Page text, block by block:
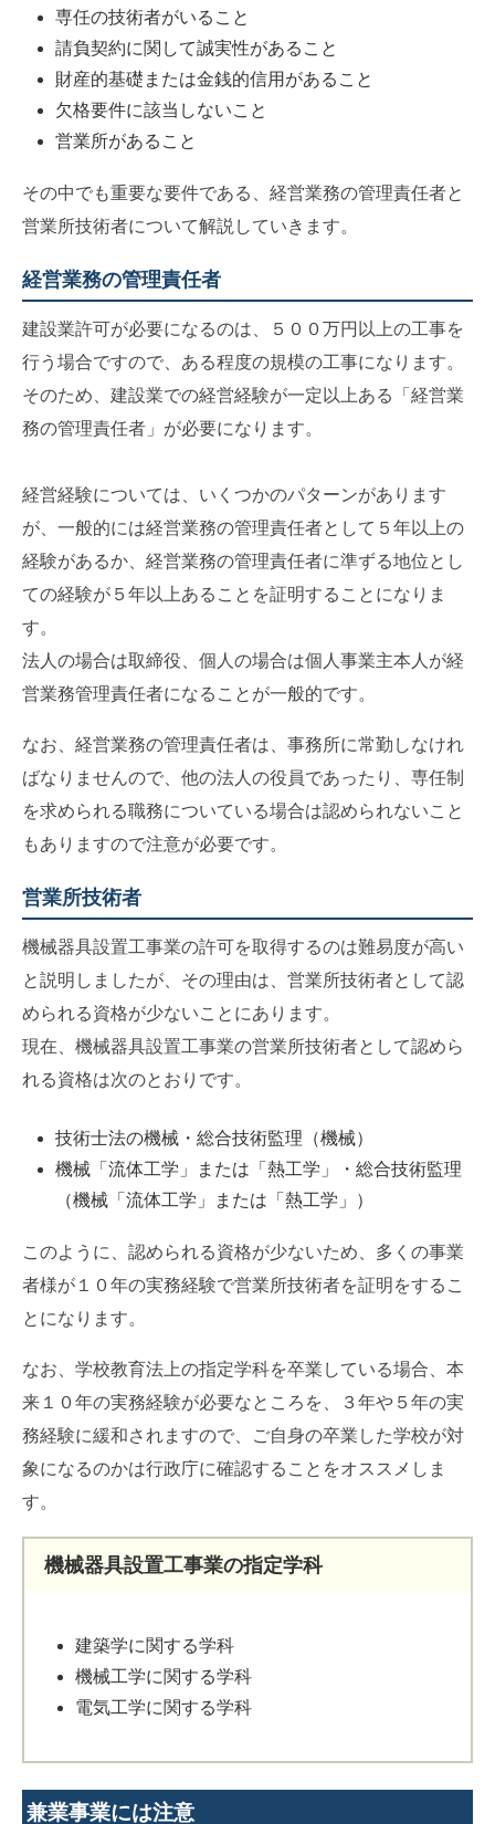
専任の技術者がいること
請負契約に関して誠実性があること
財産的基礎または金銭的信用があること
欠格要件に該当しないこと
営業所があること
その中でも重要な要件である、経営業務の管理責任者と
営業所技術者について解説していきます。
経営業務の管理責任者
建設業許可が必要になるのは、５００万円以上の工事を
行う場合ですので、ある程度の規模の工事になります。
そのため、建設業での経営経験が一定以上ある「経営業
務の管理責任者」が必要になります。
経営経験については、いくつかのパターンがあります
が、一般的には経営業務の管理責任者として５年以上の
経験があるか、経営業務の管理責任者に準ずる地位とし
ての経験が５年以上あることを証明することになりま
す。
法人の場合は取締役、個人の場合は個人事業主本人が経
営業務管理責任者になることが一般的です。
なお、経営業務の管理責任者は、事務所に常勤しなけれ
ばなりませんので、他の法人の役員であったり、専任制
を求められる職務についている場合は認められないこと
もありますので注意が必要です。
営業所技術者
機械器具設置工事業の許可を取得するのは難易度が高い
と説明しましたが、その理由は、営業所技術者として認
められる資格が少ないことにあります。
現在、機械器具設置工事業の営業所技術者として認めら
れる資格は次のとおりです。
技術士法の機械・総合技術監理（機械）
機械「流体工学」または「熱工学」・総合技術監理
（機械「流体工学」または「熱工学」）
このように、認められる資格が少ないため、多くの事業
者様が１０年の実務経験で営業所技術者を証明をするこ
とになります。
なお、学校教育法上の指定学科を卒業している場合、本
来１０年の実務経験が必要なところを、３年や５年の実
務経験に緩和されますので、ご自身の卒業した学校が対
象になるのかは行政庁に確認することをオススメしま
す。
機械器具設置工事業の指定学科
建築学に関する学科
機械工学に関する学科
電気工学に関する学科
兼業事業には注意